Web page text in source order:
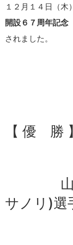
１２月１４日（木
開設６７周年記
されました。
【 優 勝 】
山田
サノリ)選